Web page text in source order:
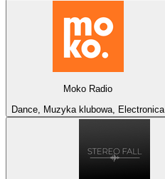
Moko Radio
Dance, Muzyka klubowa, Electronica